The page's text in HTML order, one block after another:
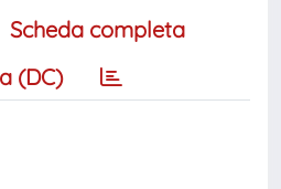
Scheda completa
(DC)